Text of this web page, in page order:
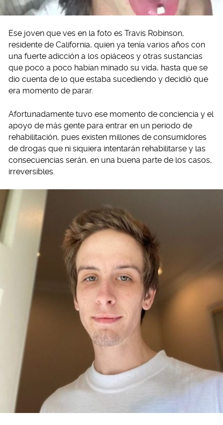
Ese joven que ves en la foto es Travis Robinson,
residente de California, quien ya tenía varios años con
una fuerte adicción a los opiáceos y otras sustancias
que poco a poco habían minado su vida, hasta que se
dio cuenta de lo que estaba sucediendo y decidió que
era momento de parar.
Afortunadamente tuvo ese momento de conciencia y el
apoyo de más gente para entrar en un periodo de
rehabilitación, pues existen millones de consumidores
de drogas que ni siquiera intentarán rehabilitarse y las
consecuencias serán, en una buena parte de los casos,
irreversibles.